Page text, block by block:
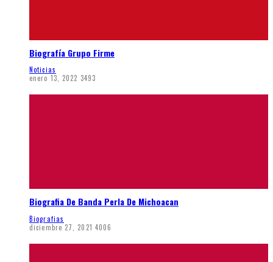
Biografía Grupo Firme
Noticias
enero 13, 2022 3493
Biografia De Banda Perla De Michoacan
Biografias
diciembre 27, 2021 4006